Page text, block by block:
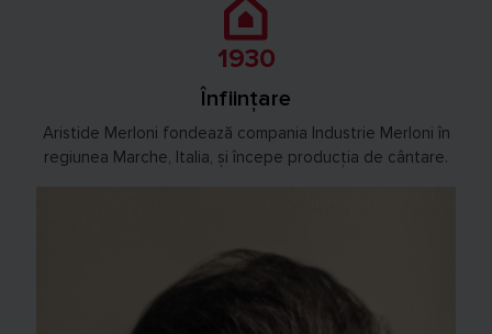
1930
Înființare
Aristide Merloni fondează compania Industrie Merloni în
regiunea Marche, Italia, și începe producția de cântare.